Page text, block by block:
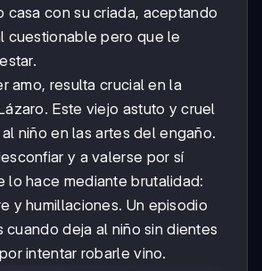
casa con su criada, aceptando
cuestionable pero que le
amo, resulta crucial en la
Este viejo astuto y cruel
niño en las artes del engaño.
y a valerse por sí
lo hace mediante brutalidad:
y humillaciones. Un episodio
cuando deja al niño sin dientes
intentar robarle vino.